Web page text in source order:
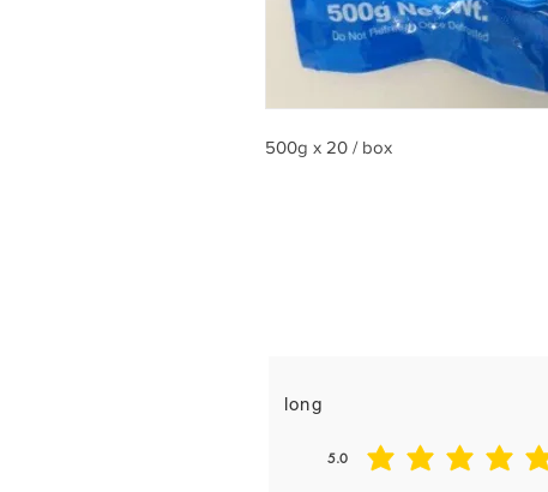
500g x 20 / box
long
5.0
平均評等為 5 ，滿分 5 分